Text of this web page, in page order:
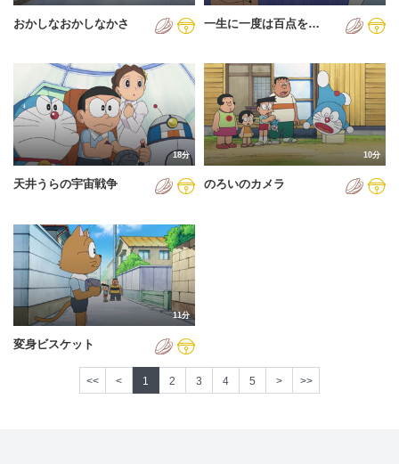
おかしなおかしなかさ 一生に一度は百点を…
18分
天井うらの宇宙戦争
10分
のろいのカメラ
11分
変身ビスケット
<< < 1 2 3 4 5 > >>